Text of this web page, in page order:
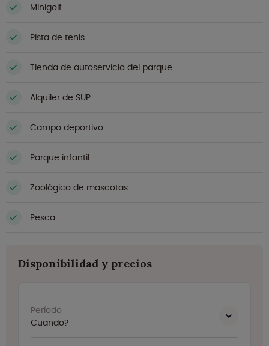
Minigolf
Pista de tenis
Tienda de autoservicio del parque
Alquiler de SUP
Campo deportivo
Parque infantil
Zoológico de mascotas
Pesca
Disponibilidad y precios
Período
Cuando?